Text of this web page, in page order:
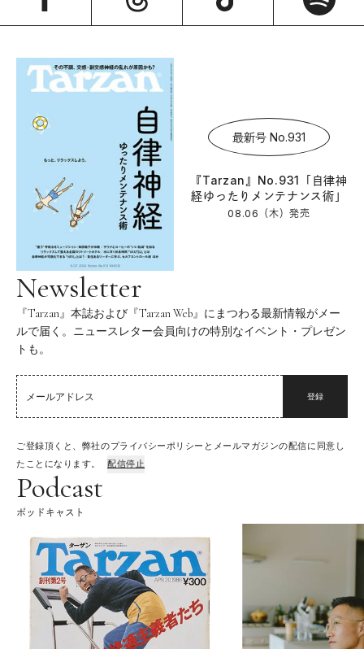
最新号 No.931
『Tarzan』No.931「自律神
経ゆったりメンテナンス術」
08.06（木）発売
Newsletter
『Tarzan』本誌および『Tarzan Web』にまつわる最新情報がメー
ルで届く。ニュースレター会員向けの特別なイベント・プレゼン
トも。
登録
ご登録頂くと、弊社のプライバシーポリシーとメールマガジンの配信に同意し
たことになります。
配信停止
Podcast
ポッドキャスト